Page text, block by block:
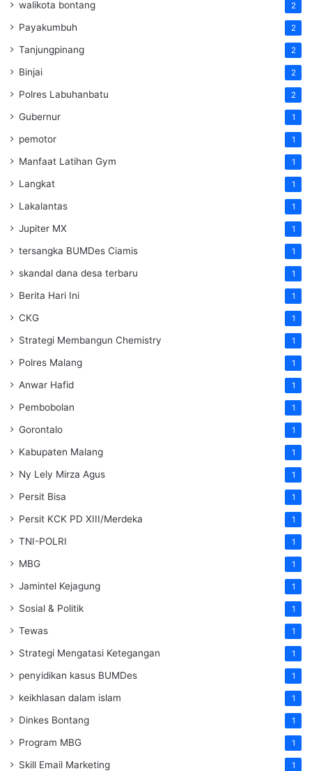
walikota bontang 2
Payakumbuh 2
Tanjungpinang 2
Binjai 2
Polres Labuhanbatu 2
Gubernur 1
pemotor 1
Manfaat Latihan Gym 1
Langkat 1
Lakalantas 1
Jupiter MX 1
tersangka BUMDes Ciamis 1
skandal dana desa terbaru 1
Berita Hari Ini 1
CKG 1
Strategi Membangun Chemistry 1
Polres Malang 1
Anwar Hafid 1
Pembobolan 1
Gorontalo 1
Kabupaten Malang 1
Ny Lely Mirza Agus 1
Persit Bisa 1
Persit KCK PD XIII/Merdeka 1
TNI-POLRI 1
MBG 1
Jamintel Kejagung 1
Sosial & Politik 1
Tewas 1
Strategi Mengatasi Ketegangan 1
penyidikan kasus BUMDes 1
keikhlasan dalam islam 1
Dinkes Bontang 1
Program MBG 1
Skill Email Marketing 1